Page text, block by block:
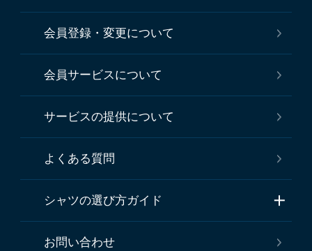
会員登録・変更について
会員サービスについて
サービスの提供について
よくある質問
シャツの選び方ガイド
お問い合わせ